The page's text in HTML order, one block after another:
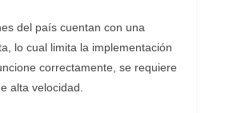
del país cuentan con una
lo cual limita la implementación
correctamente, se requiere
alta velocidad.